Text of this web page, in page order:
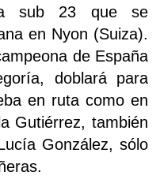
sub 23 que se
en Nyon (Suiza).
de España
doblará para
en ruta como en
Gutiérrez, también
González, sólo